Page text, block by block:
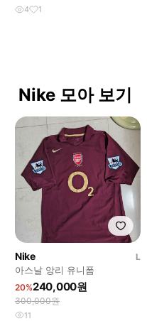
4 1
Nike 모아 보기
Nike
L
아스날 앙리 유니폼
20%240,000원
300,000원
11